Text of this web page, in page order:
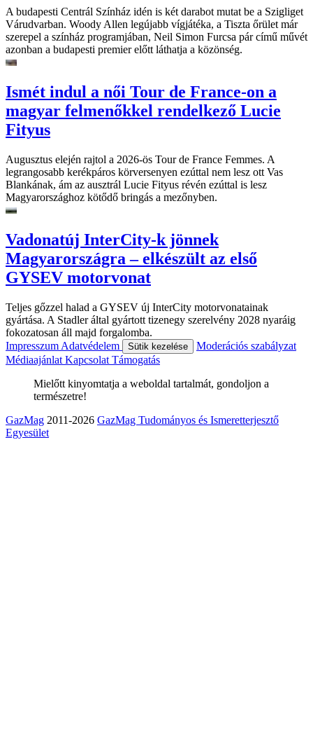
A budapesti Centrál Színház idén is két darabot mutat be a Szigliget
Várudvarban. Woody Allen legújabb vígjátéka, a Tiszta őrület már
szerepel a színház programjában, Neil Simon Furcsa pár című művét
azonban a budapesti premier előtt láthatja a közönség.
Ismét indul a női Tour de France-on a
magyar felmenőkkel rendelkező Lucie
Fityus
Augusztus elején rajtol a 2026-ös Tour de France Femmes. A
legrangosabb kerékpáros körversenyen ezúttal nem lesz ott Vas
Blankának, ám az ausztrál Lucie Fityus révén ezúttal is lesz
Magyarországhoz kötődő bringás a mezőnyben.
Vadonatúj InterCity-k jönnek
Magyarországra – elkészült az első
GYSEV motorvonat
Teljes gőzzel halad a GYSEV új InterCity motorvonatainak
gyártása. A Stadler által gyártott tizenegy szerelvény 2028 nyaráig
fokozatosan áll majd forgalomba.
Impresszum Adatvédelem Sütik kezelése
Moderációs szabályzat
Médiaajánlat Kapcsolat Támogatás
Mielőtt kinyomtatja a weboldal tartalmát, gondoljon a
természetre!
GazMag 2011-2026 GazMag Tudományos és Ismeretterjesztő
Egyesület